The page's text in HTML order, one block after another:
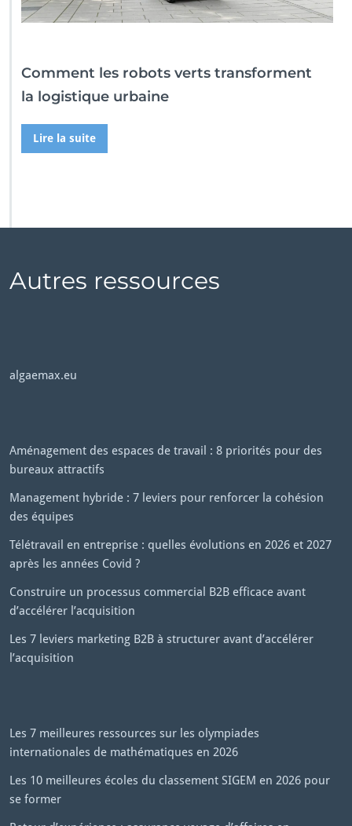
Comment les robots verts transforment
la logistique urbaine
Lire la suite
Autres ressources
algaemax.eu
Aménagement des espaces de travail : 8 priorités pour des
bureaux attractifs
Management hybride : 7 leviers pour renforcer la cohésion
des équipes
Télétravail en entreprise : quelles évolutions en 2026 et 2027
après les années Covid ?
Construire un processus commercial B2B efficace avant
d’accélérer l’acquisition
Les 7 leviers marketing B2B à structurer avant d’accélérer
l’acquisition
Les 7 meilleures ressources sur les olympiades
internationales de mathématiques en 2026
Les 10 meilleures écoles du classement SIGEM en 2026 pour
se former